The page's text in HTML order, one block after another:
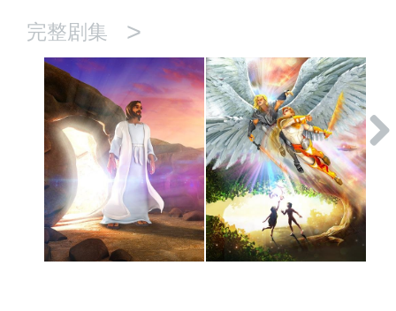
完整剧集 >